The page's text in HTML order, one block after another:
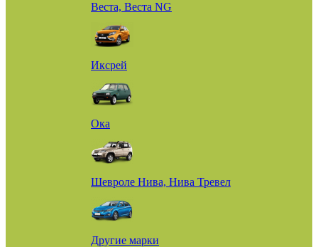
Веста, Веста NG
Иксрей
Ока
Шевроле Нива, Нива Тревел
Другие марки